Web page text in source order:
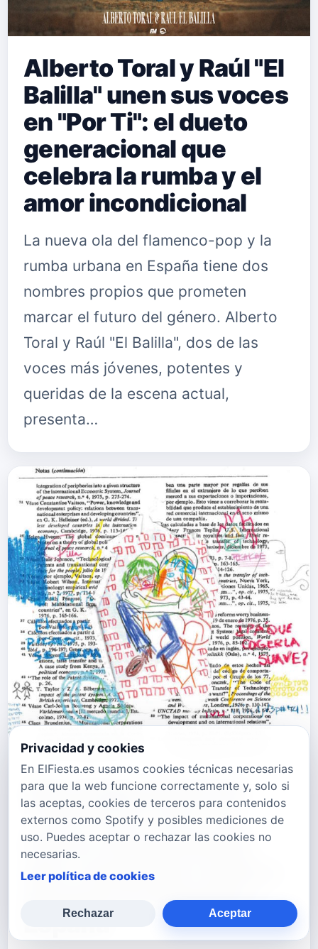
Alberto Toral y Raúl "El
Balilla" unen sus voces
en "Por Ti": el dueto
generacional que
celebra la rumba y el
amor incondicional
La nueva ola del flamenco-pop y la
rumba urbana en España tiene dos
nombres propios que prometen
marcar el futuro del género. Alberto
Toral y Raúl "El Balilla", dos de las
voces más jóvenes, potentes y
queridas de la escena actual,
presenta…
Aria Vega presenta
"TOTOTO (+4)": un
himno afrocaribeño
que conquista redes y
anuncia su llegada a
España
Privacidad y cookies
En ElFiesta.es usamos cookies técnicas necesarias
para que la web funcione correctamente y, solo si
las aceptas, cookies de terceros para contenidos
externos como Spotify y posibles mediciones de
uso. Puedes aceptar o rechazar las cookies no
necesarias.
Leer política de cookies
Rechazar Aceptar